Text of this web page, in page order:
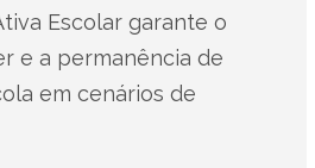
Escolar garante o
e a permanência de
em cenários de